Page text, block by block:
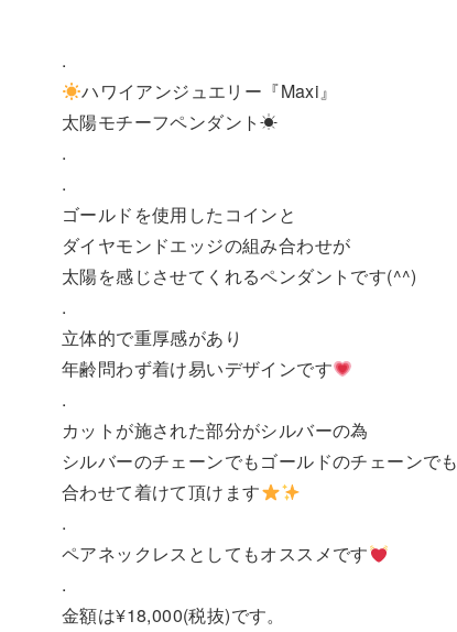
.
ハワイアンジュエリー『Maxi』
太陽モチーフペンダント☀
.
.
ゴールドを使用したコインと
ダイヤモンドエッジの組み合わせが
太陽を感じさせてくれるペンダントです(^^)
.
立体的で重厚感があり
年齢問わず着け易いデザインです
.
カットが施された部分がシルバーの為
シルバーのチェーンでもゴールドのチェーンでも
合わせて着けて頂けます
.
ペアネックレスとしてもオススメです
.
金額は¥18,000(税抜)です。